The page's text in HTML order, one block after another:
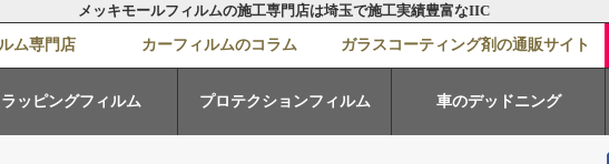
メッキモールフィルムの施工専門店は埼玉で施工実績豊富なIIC
ム専門店 カーフィルムのコラム ガラスコーティング剤の通販サイト
ラッピングフィルム プロテクションフィルム 車のデッドニング